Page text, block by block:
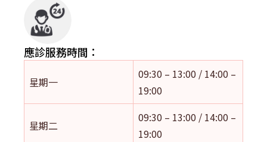
應診服務時間：
星期一
09:30 – 13:00 / 14:00 –
19:00
星期二
09:30 – 13:00 / 14:00 –
19:00